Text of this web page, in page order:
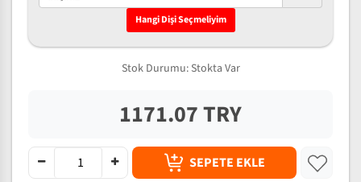
Hangi Dişi Seçmeliyim
Stok Durumu: Stokta Var
1171.07 TRY
SEPETE EKLE